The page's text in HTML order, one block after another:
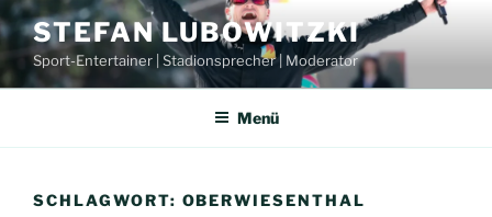
Zum
Inhalt
springen
STEFAN LUBOWITZKI
Sport-Entertainer | Stadionsprecher | Moderator
Menü
SCHLAGWORT: OBERWIESENTHAL